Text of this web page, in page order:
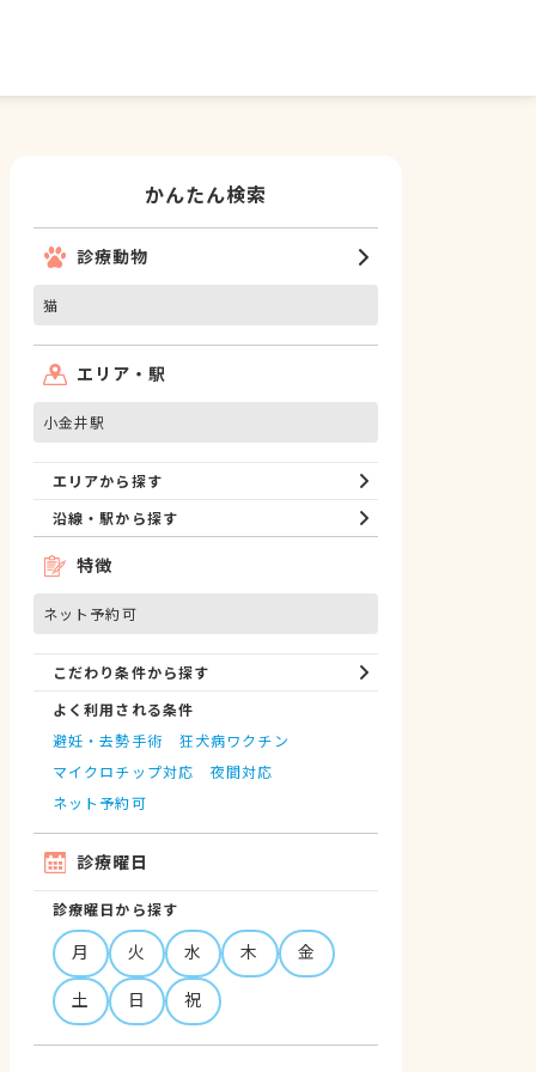
かんたん検索
診療動物
猫
エリア・駅
小金井駅
エリアから探す
沿線・駅から探す
特徴
ネット予約可
こだわり条件から探す
よく利用される条件
避妊・去勢手術
狂犬病ワクチン
マイクロチップ対応
夜間対応
ネット予約可
診療曜日
診療曜日から探す
月 火 水 木
金
土
日 祝